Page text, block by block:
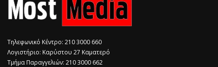
Τηλεφωνικό Κέντρο: 210 3000 660
Λογιστήριο: Καρύστου 27 Καματερό
Τμήμα Παραγγελιών: 210 3000 662